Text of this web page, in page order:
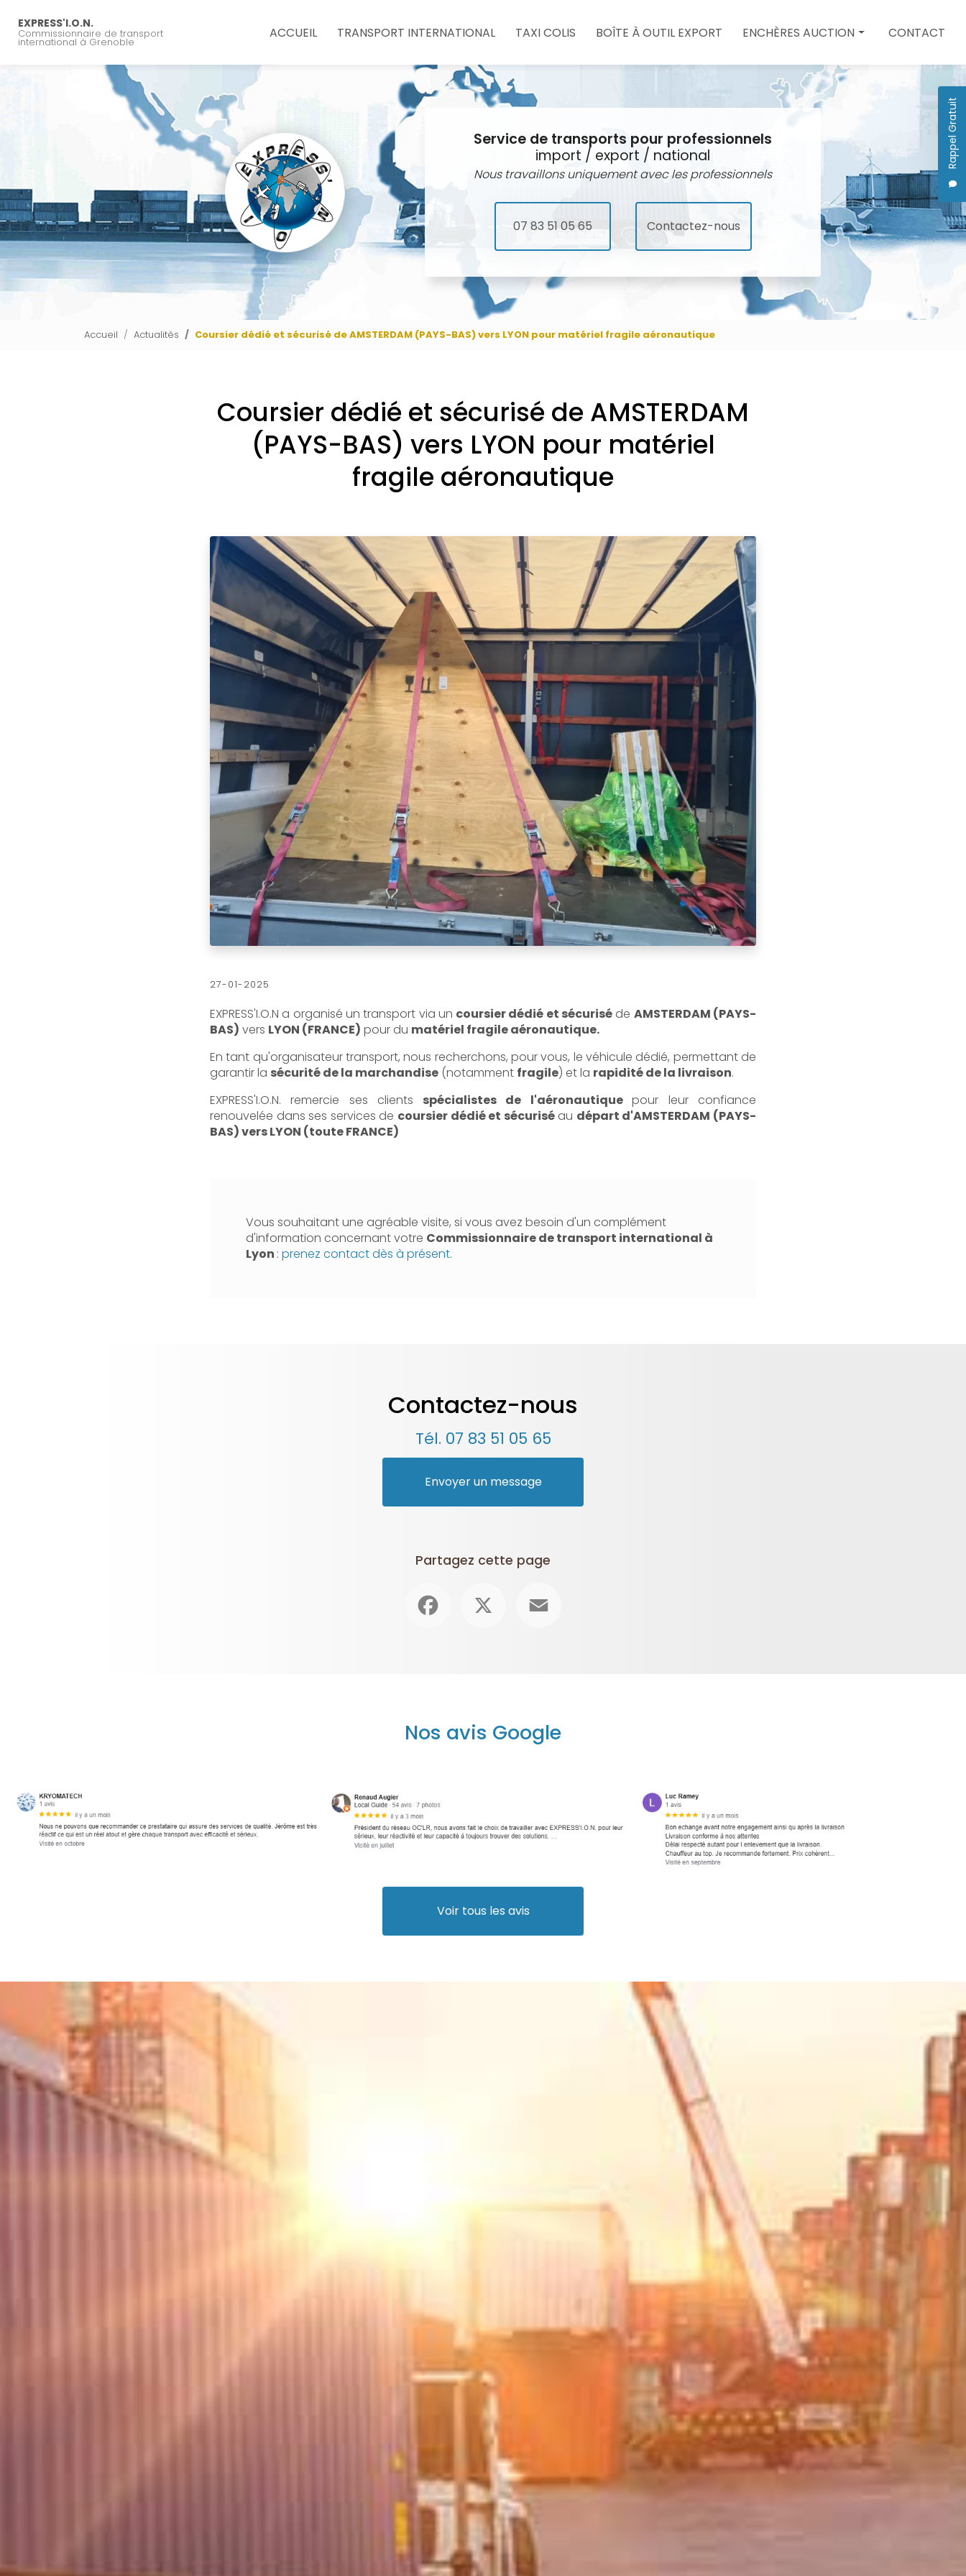
contenu
EXPRESS'I.O.N.
Commissionnaire de transport
international à Grenoble
Rappel Gratuit
ACCUEIL
TRANSPORT INTERNATIONAL TAXI COLIS BOÎTE À OUTIL EXPORT ENCHÈRES AUCTION
Enchères auction
CONTACT
Service de transports pour professionnels
import / export / national
Nous travaillons uniquement avec les professionnels
07 83 51 05 65 Contactez-nous
Accueil Actualités Coursier dédié et sécurisé de AMSTERDAM (PAYS-BAS) vers LYON pour matériel fragile aéronautique
Coursier dédié et sécurisé de AMSTERDAM
(PAYS-BAS) vers LYON pour matériel
fragile aéronautique
27-01-2025
EXPRESS'I.O.N a organisé un transport via un coursier dédié et sécurisé de AMSTERDAM (PAYS-
BAS) vers LYON (FRANCE) pour du matériel fragile aéronautique.
En tant qu'organisateur transport, nous recherchons, pour vous, le véhicule dédié, permettant de
garantir la sécurité de la marchandise (notamment fragile) et la rapidité de la livraison.
EXPRESS'I.O.N. remercie ses clients spécialistes de l'aéronautiquepour leur confiance
renouvelée dans ses services de coursier dédié et sécuriséau départ d'AMSTERDAM (PAYS-
BAS) vers LYON (toute FRANCE)
Vous souhaitant une agréable visite, si vous avez besoin d'un complément
d'information concernant votre Commissionnaire de transport international à
Lyon : prenez contact dès à présent.
Contactez-nous
Tél. 07 83 51 05 65
Envoyer un message
Partagez cette page
Nos avis Google
Voir tous les avis